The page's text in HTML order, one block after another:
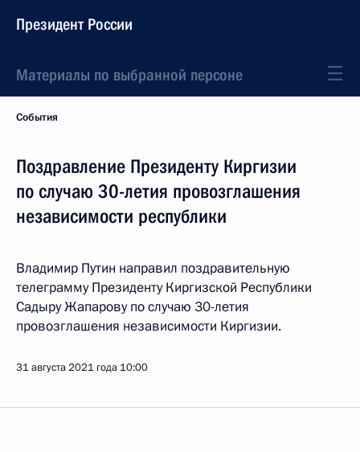
Президент России
Материалы по выбранной персоне
События
Поздравление Президенту Киргизии
по случаю 30-летия провозглашения
независимости республики
Владимир Путин направил поздравительную
телеграмму Президенту Киргизской Республики
Садыру Жапарову по случаю 30-летия
провозглашения независимости Киргизии.
31 августа 2021 года 10:00